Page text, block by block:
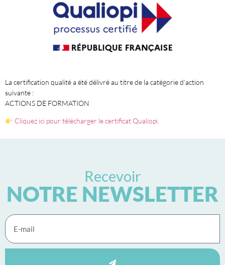
La certification qualité a été délivré au titre de la catégorie d’action
suivante :
ACTIONS DE FORMATION
Cliquez ici pour télécharger le certificat Qualiopi.
Recevoir
NOTRE NEWSLETTER